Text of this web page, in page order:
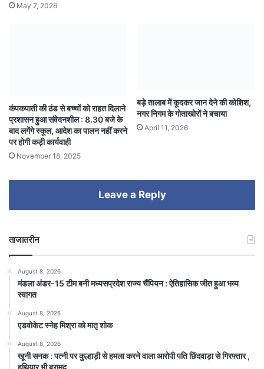
May 7, 2026
कंपकपाती की ठंड से बच्चों को राहत दिलाने
प्रशासन हुआ संवेदनशील : 8.30 बजे के
बाद लगेंगे स्कूल, आदेश का पालन नहीं करने
पर होगी कड़ी कार्यवाही
November 18, 2025
बड़े तालाब में कूदकर जान देने की कोशिश,
नगर निगम के गोताखोरों ने बचाया
April 11, 2026
Leave a Reply
ताजातरीन
August 8, 2026
मंडला अंडर-15 टीम बनी मध्यसप्रदेश राज्य चैंपियन : ऐतिहासिक जीत हुआ भव्य
स्वागत
August 8, 2026
एडवोकेट स्नेह मिश्रा को मातृ शोक
August 8, 2026
खूनी सनक : पत्नी पर कुल्हाड़ी से हमला करने वाला आरोपी पति छिंदवाड़ा से गिरफ्तार ,